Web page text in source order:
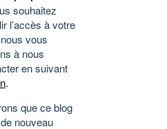
souhaitez
l’accès à votre
vous
à nous
en suivant
.
que ce blog
nouveau